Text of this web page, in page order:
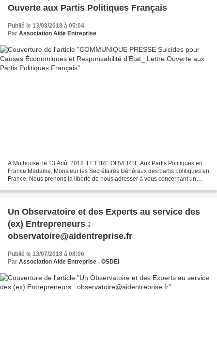
Ouverte aux Partis Politiques Français
Publié le 13/08/2018 à 05:04
Par Association Aide Entreprise
A Mulhouse, le 13 Août 2018. LETTRE OUVERTE Aux Partis Politiques en
France Madame, Monsieur les Secrétaires Généraux des partis politiques en
France, Nous prenons la liberté de nous adresser à vous concernant un
Un Observatoire et des Experts au service des
(ex) Entrepreneurs :
observatoire@aidentreprise.fr
Publié le 13/07/2018 à 08:06
Par Association Aide Entreprise - OSDEI